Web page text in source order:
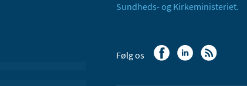
Sundheds- og Kirkeministeriet.
Følg os